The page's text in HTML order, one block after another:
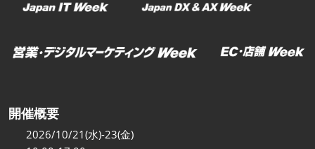
開催概要
2026/10/21(水)-23(金)